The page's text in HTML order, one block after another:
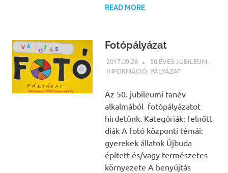
READ MORE
Fotópályázat
2017.09.28 NBEA
50 ÉVES JUBILEUM,
INFORMÁCIÓ, PÁLYÁZAT
Az 50. jubileumi tanév
alkalmából fotópályázatot
hirdetünk. Kategóriák: felnőtt
diák A fotó központi témái:
gyerekek állatok Újbuda
épített és/vagy természetes
környezete A benyújtás